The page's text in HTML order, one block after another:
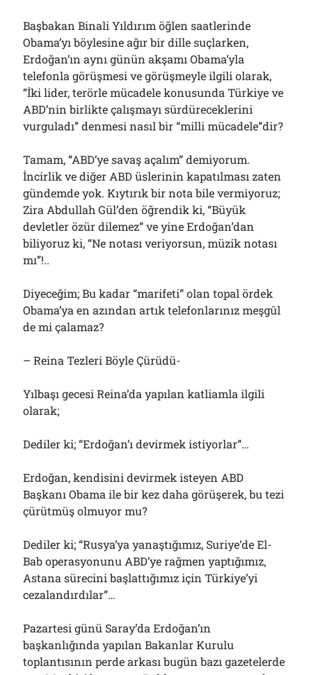
Başbakan Binali Yıldırım öğlen saatlerinde
Obama’yı böylesine ağır bir dille suçlarken,
Erdoğan’ın aynı günün akşamı Obama’yla
telefonla görüşmesi ve görüşmeyle ilgili olarak,
“İki lider, terörle mücadele konusunda Türkiye ve
ABD’nin birlikte çalışmayı sürdüreceklerini
vurguladı” denmesi nasıl bir “milli mücadele”dir?
Tamam, “ABD’ye savaş açalım” demiyorum.
İncirlik ve diğer ABD üslerinin kapatılması zaten
gündemde yok. Kıytırık bir nota bile vermiyoruz;
Zira Abdullah Gül’den öğrendik ki, “Büyük
devletler özür dilemez” ve yine Erdoğan’dan
biliyoruz ki, “Ne notası veriyorsun, müzik notası
mı”!..
Diyeceğim; Bu kadar “marifeti” olan topal ördek
Obama’ya en azından artık telefonlarınız meşgûl
de mi çalamaz?
– Reina Tezleri Böyle Çürüdü-
Yılbaşı gecesi Reina’da yapılan katliamla ilgili
olarak;
Dediler ki; “Erdoğan’ı devirmek istiyorlar”…
Erdoğan, kendisini devirmek isteyen ABD
Başkanı Obama ile bir kez daha görüşerek, bu tezi
çürütmüş olmuyor mu?
Dediler ki; “Rusya’ya yanaştığımız, Suriye’de El-
Bab operasyonunu ABD’ye rağmen yaptığımız,
Astana sürecini başlattığımız için Türkiye’yi
cezalandırdılar”…
Pazartesi günü Saray’da Erdoğan’ın
başkanlığında yapılan Bakanlar Kurulu
toplantısının perde arkası bugün bazı gazetelerde